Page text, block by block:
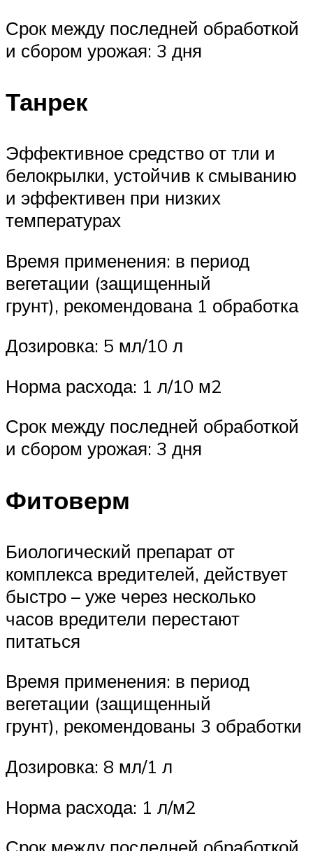
Срок между последней обработкой
и сбором урожая: 3 дня
Танрек
Эффективное средство от тли и
белокрылки, устойчив к смыванию
и эффективен при низких
температурах
Время применения: в период
вегетации (защищенный
грунт), рекомендована 1 обработка
Дозировка: 5 мл/10 л
Норма расхода: 1 л/10 м2
Срок между последней обработкой
и сбором урожая: 3 дня
Фитоверм
Биологический препарат от
комплекса вредителей, действует
быстро – уже через несколько
часов вредители перестают
питаться
Время применения: в период
вегетации (защищенный
грунт), рекомендованы 3 обработки
Дозировка: 8 мл/1 л
Норма расхода: 1 л/м2